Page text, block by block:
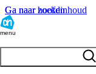
Ga naar hoofdinhoud
Ga naar zoeken
menu